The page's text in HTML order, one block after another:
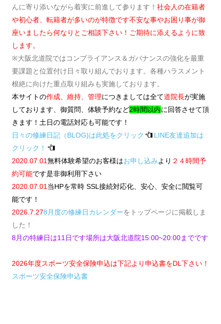
んに寄り添いながら着実に前進して参ります！ 社会人の在籍者
や初心者、転籍者が多いのが特徴です不安な事やお困り事が御
座いましたら何なりとご相談下さい！ご期待に添えるように致
します。
※大阪北道院ではコンプライアンス＆ガバナンスの強化を最重
要課題と位置付け日々取り組んでおります。各種ハラスメント
根絶に向けた重点取り組みも実施しております。
本サイトの作成、維持、管理につきましては全て道院長が実施
しております、御質問、体験予約など2時間以内に回答させて頂
きます！土日の電話対応も可能です！
日々の修練日記（BLOG)は此処をクリック
LINE友達追加は
クリック！
2020.07.01無料体験希望のお客様はお申し込みより ２４時間予
約可能です是非御利用下さい
2020.07.01当HPを常時 SSL接続対応化、安心、安全に閲覧可
能です！
2026.7.278月度の修練日カレンダーをトップページに掲載しま
した！
8月の特練日は11日です場所は大阪北道院15:00~20:00までです
2026年度スポーツ安全保険申込は下記より申込書をDL下さい！
スポーツ安全保険申込書